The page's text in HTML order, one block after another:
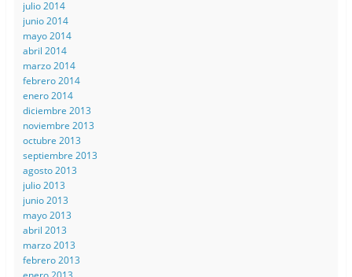
julio 2014
junio 2014
mayo 2014
abril 2014
marzo 2014
febrero 2014
enero 2014
diciembre 2013
noviembre 2013
octubre 2013
septiembre 2013
agosto 2013
julio 2013
junio 2013
mayo 2013
abril 2013
marzo 2013
febrero 2013